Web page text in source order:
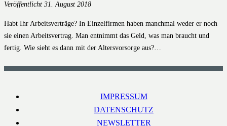
Veröffentlicht 31. August 2018
Habt Ihr Arbeitsverträge? In Einzelfirmen haben manchmal weder er noch
sie einen Arbeitsvertrag. Man entnimmt das Geld, was man braucht und
fertig. Wie sieht es dann mit der Altersvorsorge aus?…
IMPRESSUM
DATENSCHUTZ
NEWSLETTER